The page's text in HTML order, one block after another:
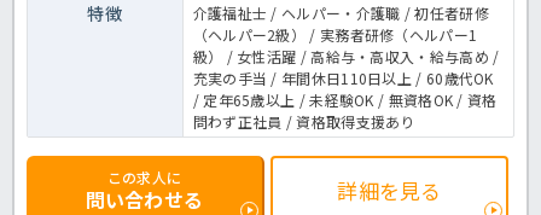
特徴
介護福祉士 / ヘルパー・介護職 / 初任者研修
（ヘルパー2級） / 実務者研修（ヘルパー1
級） / 女性活躍 / 高給与・高収入・給与高め /
充実の手当 / 年間休日110日以上 / 60歳代OK
/ 定年65歳以上 / 未経験OK / 無資格OK / 資格
問わず正社員 / 資格取得支援あり
この求人に
問い合わせる 詳細を見る